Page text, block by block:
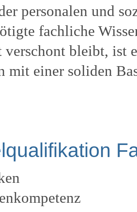
personalen und
fachliche
bleibt, ist
mit einer soliden